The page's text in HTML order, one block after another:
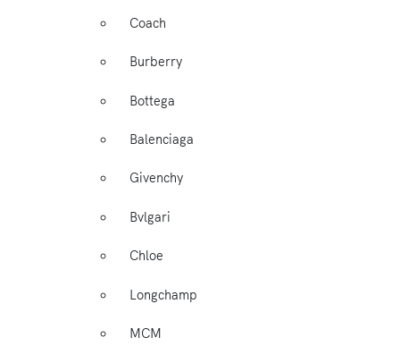
Coach
Burberry
Bottega
Balenciaga
Givenchy
Bvlgari
Chloe
Longchamp
MCM